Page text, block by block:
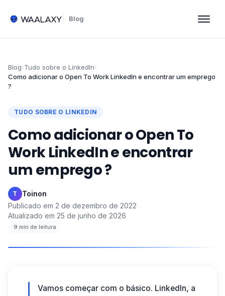
Blog
Blog›Tudo sobre o LinkedIn›
Como adicionar o Open To Work LinkedIn e encontrar um emprego
?
TUDO SOBRE O LINKEDIN
Como adicionar o Open To
Work LinkedIn e encontrar
um emprego ?
T Toinon·
Publicado em 2 de dezembro de 2022·
Atualizado em 25 de junho de 2026
·
9 min de leitura
Vamos começar com o básico. LinkedIn, a